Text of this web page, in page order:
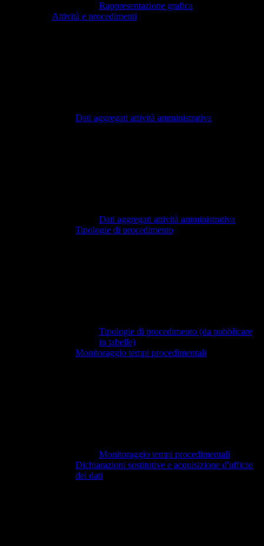
Rappresentazione grafica
Attività e procedimenti
Dati aggregati attività amministrativa
Dati aggregati attività amministrativa
Tipologie di procedimento
Tipologie di procedimento (da pubblicare
in tabelle)
Monitoraggio tempi procedimentali
Monitoraggio tempi procedimentali
Dichiarazioni sostitutive e acquisizione d'ufficio
dei dati